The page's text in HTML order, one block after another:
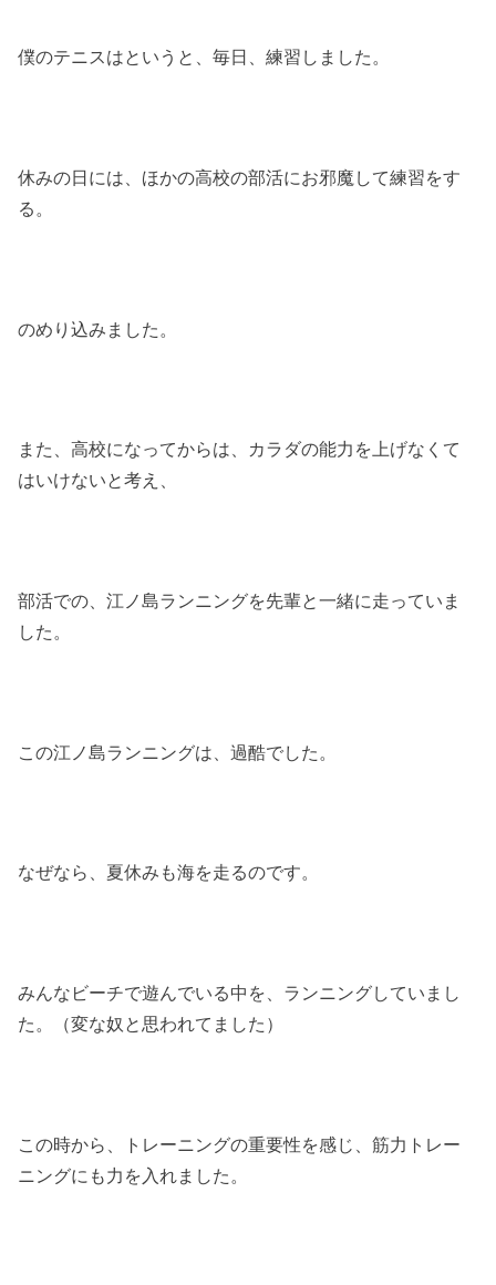
僕のテニスはというと、毎日、練習しました。
休みの日には、ほかの高校の部活にお邪魔して練習をす
る。
のめり込みました。
また、高校になってからは、カラダの能力を上げなくて
はいけないと考え、
部活での、江ノ島ランニングを先輩と一緒に走っていま
した。
この江ノ島ランニングは、過酷でした。
なぜなら、夏休みも海を走るのです。
みんなビーチで遊んでいる中を、ランニングしていまし
た。（変な奴と思われてました）
この時から、トレーニングの重要性を感じ、筋力トレー
ニングにも力を入れました。